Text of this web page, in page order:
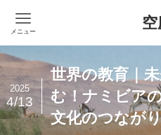
空
メニュー
世界の教育｜
む！ナミビア
文化のつなが
2025
4/13